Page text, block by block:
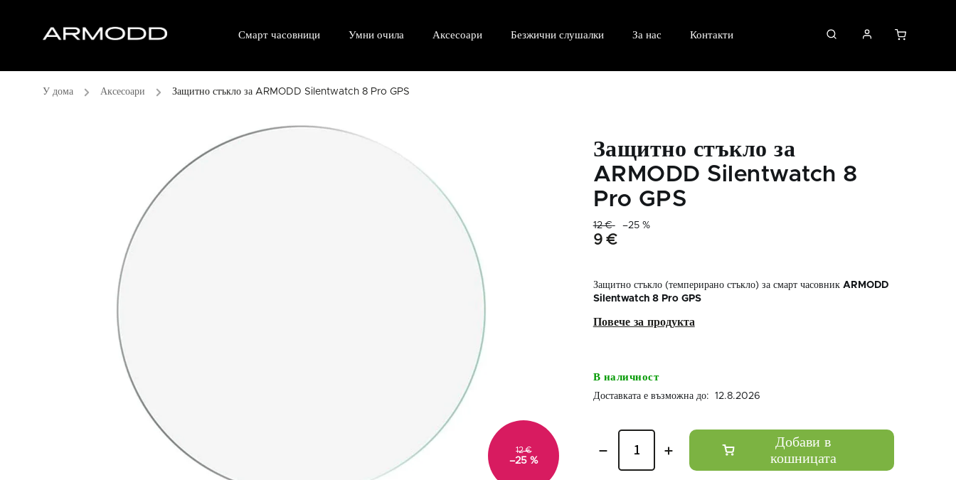
Смарт часовници Умни очила Аксесоари Безжични слушалки За нас Контакти
/ Аксесоари / Защитно стъкло за ARMODD Silentwatch 8 Pro GPS
12 €
–25 %
Защитно стъкло за
ARMODD Silentwatch 8
Pro GPS
12 € –25 %
9 €
Защитно стъкло (темперирано стъкло) за смарт часовник ARMODD
Silentwatch 8 Pro GPS
В наличност
12.8.2026